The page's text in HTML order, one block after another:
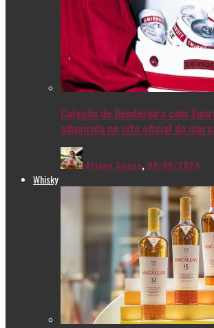
Coleção de Dendezeiro com
adquirida no site oficial da
Ariana Souza, 08/05/2024
Whisky